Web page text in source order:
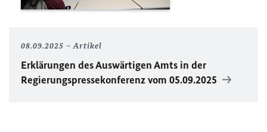
08.09.2025 Artikel
Erklärungen des Auswärtigen Amts in der
Regierungspressekonferenz vom 05.09.2025